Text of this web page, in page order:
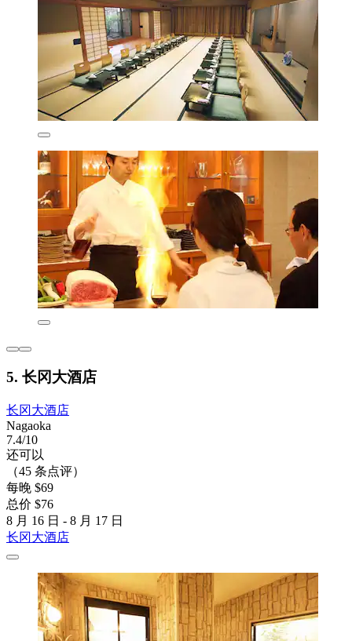
5. 长冈大酒店
长冈大酒店
Nagaoka
7.4/10
还可以
（45 条点评）
每晚 $69
总价 $76
8 月 16 日 - 8 月 17 日
长冈大酒店